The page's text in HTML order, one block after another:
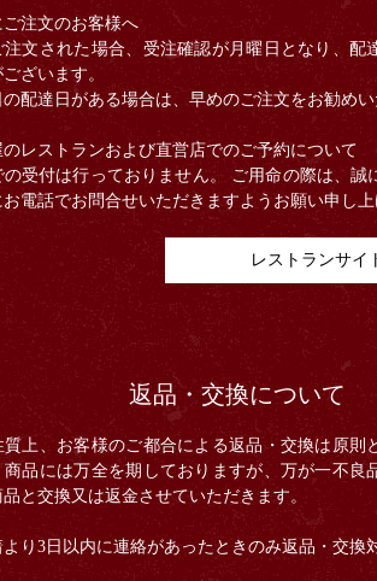
ご注文のお客様へ
注文された場合、受注確認が月曜日となり、配
ざいます。
配達日がある場合は、早めのご注文をお勧めい
のレストランおよび直営店でのご予約について
の受付は行っておりません。 ご用命の際は、誠
電話でお問合せいただきますようお願い申し上
レストランサイ
返品・交換について
質上、お客様のご都合による返品・交換は原則
品には万全を期しておりますが、万が一不良
と交換又は返金させていただきます。
り3日以内に連絡があったときのみ返品・交換